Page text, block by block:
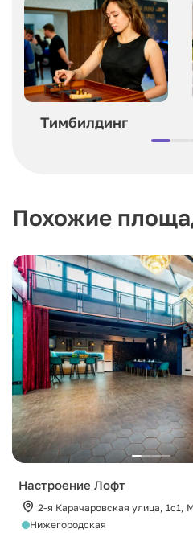
Тимбилдинг
Похожие
Настроение Лофт
2-я Карачаровская улица, 1с1,
Нижегородская